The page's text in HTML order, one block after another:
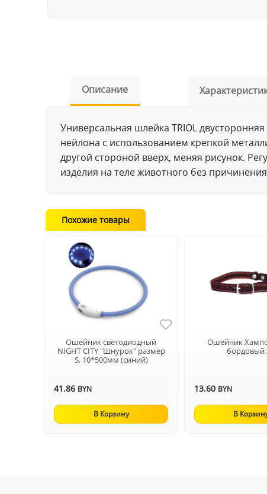
Описание
Универсальная шлейка TRIOL
нейлона с использованием крепкой
другой стороной вверх, меняя рисунок.
изделия на теле животного без
Похожие товары
Ошейник светодиодный
NIGHT CITY "Шнурок" размер
S, 10*500мм (синий)
41.86 BYN
В Корзину
Ошейник
бордовый
13.60 BYN
В